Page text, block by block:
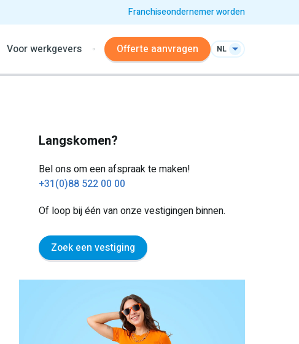
Franchiseondernemer worden
Voor werkgevers Offerte aanvragen NL
Langskomen?
Bel ons om een afspraak te maken!
+31(0)88 522 00 00
Of loop bij één van onze vestigingen binnen.
Zoek een vestiging